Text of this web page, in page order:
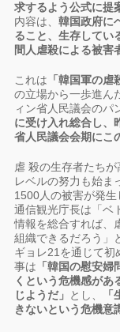
求するよう公式に提
内容は、韓国政府に
ること、生存してい
間人虐殺による被害
これは 「韓国軍の虐
の立場から一歩進ん
ィン省人民議会のパ
に受け入れ総合し、
省人民議会会期にこ
虐 殺の生存者たち
レベルの努力も始ま
1500人の被害が発
通信観光庁長は「ベ
情報を総合すれば、
組織できるだろう」
ギョレ21を通じて初
事は 「韓国の慰安
くという危機感があ
じようだ」 とし、
きないという危機意